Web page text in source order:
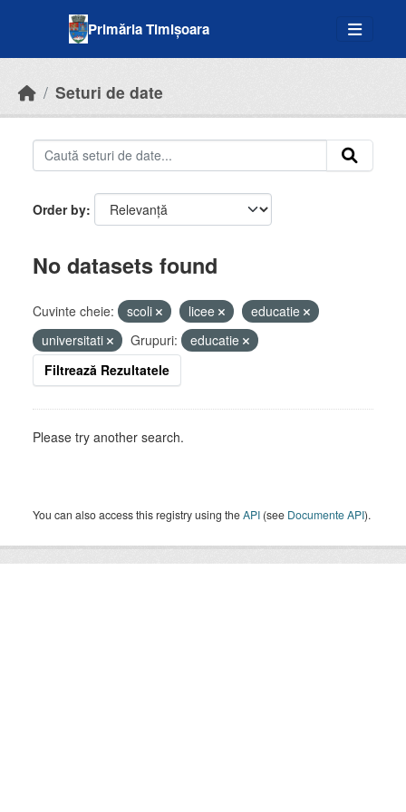
Primăria Timișoara
Seturi de date
Order by
No datasets found
Cuvinte cheie: scoli licee
educatie
universitati
Grupuri:
educatie
Filtrează Rezultatele
Please try another search.
You can also access this registry using theAPI (see Documente API).